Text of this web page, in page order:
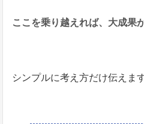
ここを乗り越えれば、大成果
シンプルに考え方だけ伝えます